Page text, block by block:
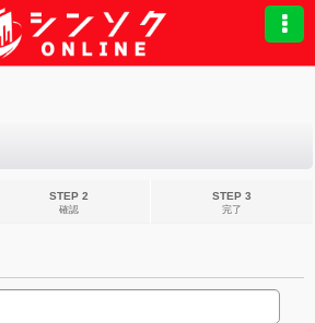
STEP 2
確認
STEP 3
完了